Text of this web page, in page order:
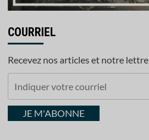
COURRIEL
Recevez nos articles et notre
courrielJE M'ABONNE